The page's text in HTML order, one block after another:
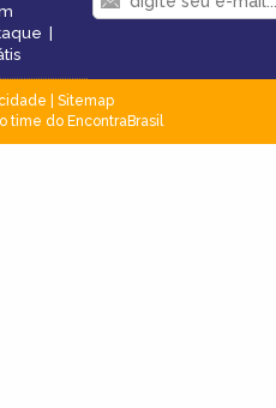
Sitemap
time do EncontraBrasil